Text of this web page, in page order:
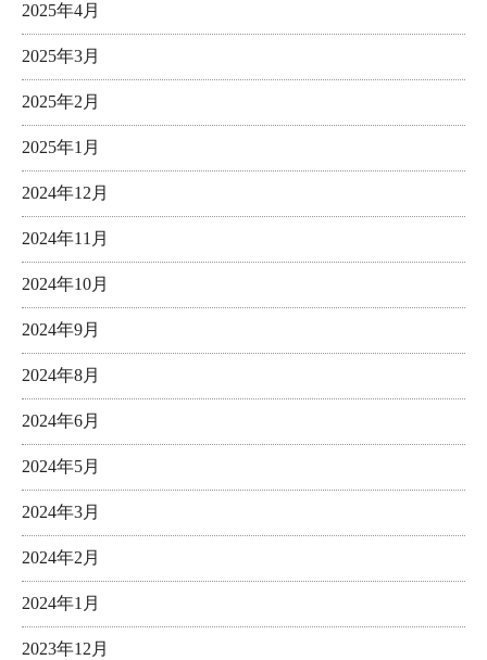
2025年4月
2025年3月
2025年2月
2025年1月
2024年12月
2024年11月
2024年10月
2024年9月
2024年8月
2024年6月
2024年5月
2024年3月
2024年2月
2024年1月
2023年12月